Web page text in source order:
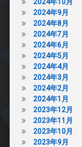
2024年10月
2024年9月
2024年8月
2024年7月
2024年6月
2024年5月
2024年4月
2024年3月
2024年2月
2024年1月
2023年12月
2023年11月
2023年10月
2023年9月